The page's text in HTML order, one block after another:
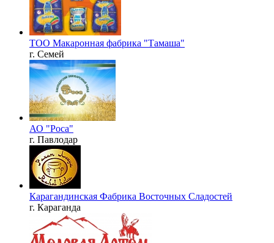
ТОО Макаронная фабрика "Тамаша"
г. Семей
АО "Роса"
г. Павлодар
Карагандинская Фабрика Восточных Сладостей
г. Караганда